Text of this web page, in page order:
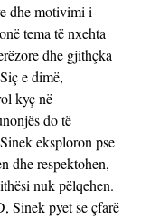
dhe motivimi i
tema të nxehta
dhe gjithçka
e dimë,
kyç në
do të
eksploron pse
dhe respektohen,
nuk pëlqehen.
Sinek pyet se çfarë